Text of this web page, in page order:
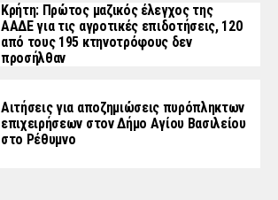
Κρήτη: Πρώτος μαζικός έλεγχος της
ΑΑΔΕ για τις αγροτικές επιδοτήσεις, 120
από τους 195 κτηνοτρόφους δεν
προσήλθαν
Αιτήσεις για αποζημιώσεις πυρόπληκτων
επιχειρήσεων στον Δήμο Αγίου Βασιλείου
στο Ρέθυμνο